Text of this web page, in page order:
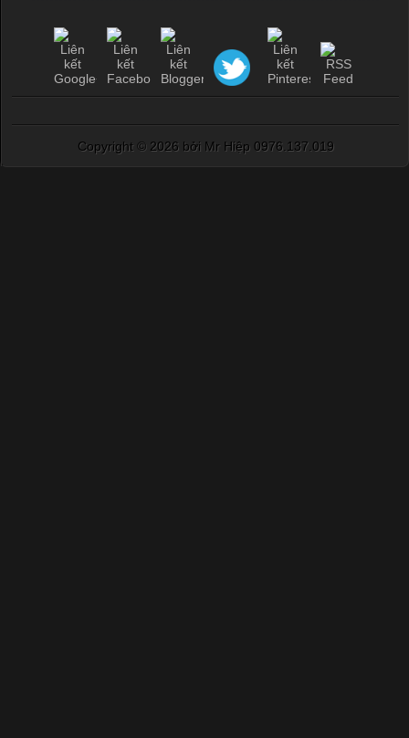
Copyright © 2026 bởi Mr Hiệp 0976.137.019